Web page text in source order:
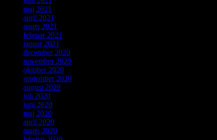
maj 2021
april 2021
marts 2021
februar 2021
januar 2021
december 2020
november 2020
oktober 2020
september 2020
august 2020
juli 2020
juni 2020
maj 2020
april 2020
marts 2020